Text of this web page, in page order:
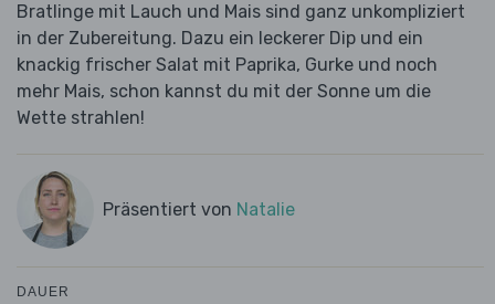
Bratlinge mit Lauch und Mais sind ganz unkompliziert
in der Zubereitung. Dazu ein leckerer Dip und ein
knackig frischer Salat mit Paprika, Gurke und noch
mehr Mais, schon kannst du mit der Sonne um die
Wette strahlen!
Präsentiert von Natalie
DAUER